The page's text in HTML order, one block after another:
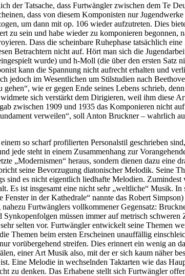
der Tatsache, dass Furtwängler zwischen dem Te
dass von diesem Komponisten nur
um dann mit op. 106 wieder aufzutreten. Dies
zu sein und habe wieder zu komponieren begonnen,
Dass die scheinbare Ruhephase tatsächlich
Betrachtern nicht auf. Hört man sich die
wurde) und h-Moll (die über den ersten Satz
kann die Spannung nicht aufrecht erhalten und
jedoch im Wesentlichen um Stilstudien nach
wie er gegen Ende seines Lebens schrieb,
sich verstärkt dem Dirigieren, weil ihm diese
zwischen 1909 und 1935 das Komponieren nicht
verweilen“, soll Anton Bruckner – wahrlich
so scharf profilierten Personalstil geschrieben
steht in einem Zusammenhang zur
„Modernismen“ heraus, sondern dienen dazu eine
seine Bevorzugung diatonischer Melodik. Seine
es nicht eigentlich liedhafte Melodien.
Es ist insgesamt eine nicht sehr „weltliche“ Musik.
in der Kathedrale“ nannte das Robert
Furtwänglers vollkommener Gegensatz:
müssen immer auf metrisch
selten vor. Furtwängler entwickelt seine Themen
Themen beim ersten Erscheinen unauffällig
vorübergehend streifen. Dies erinnert ein wenig an
einer Art Musik also, mit der er sich kaum näher
Eine Melodie in wechselnden Taktarten wie das
zu denken. Das Erhabene stellt sich Furtwängler